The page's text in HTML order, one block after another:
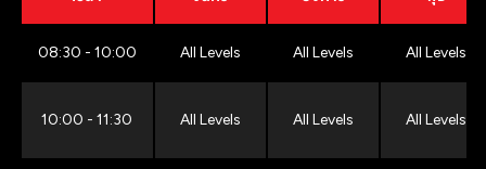
08:30 - 10:00 All Levels All Levels All Levels
10:00 - 11:30 All Levels All Levels All Levels